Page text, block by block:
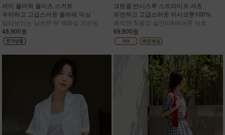
세미 플라워 플리츠 스커트
우아하고 고급스러운 플라워 믹싱
말라보이는 날씬한 핏 백화점 프린팅
48,900원
크링클 반시스루 스트라이프 셔츠
유연하고 고급스러운 아사코튼100%
쾌적한 착용감 살안타&에어콘 보호
69,900원